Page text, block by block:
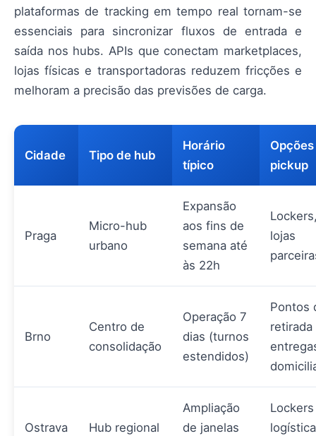
plataformas de tracking em tempo real tornam-se
essenciais para sincronizar fluxos de entrada e
saída nos hubs. APIs que conectam marketplaces,
lojas físicas e transportadoras reduzem fricções e
melhoram a precisão das previsões de carga.
Cidade Tipo de hub
Horário
típico
pickup
Praga
Micro-hub
urbano
Expansão
aos fins de
semana até
às 22h
lojas
Brno
Centro de
consolidação
Operação 7
dias (turnos
estendidos)
Pontos
retirada
Ostrava Hub regional
Ampliação
de janelas
logística